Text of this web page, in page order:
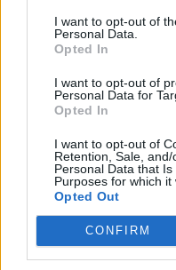
I want to opt-out of
Personal Data.
Opted In
I want to opt-out of
Personal Data for
Opted In
I want to opt-out of
Retention, Sale,
Personal Data that
Purposes for which it
Opted Out
CONFIRM
Δημήτρης
Κέιτι Πέρι και